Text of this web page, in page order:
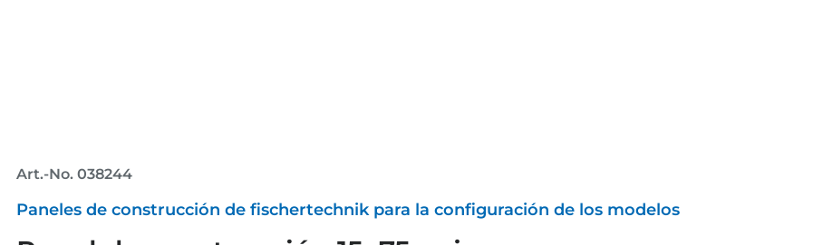
Art.-No. 038244
Paneles de construcción de fischertechnik para la configuración de los modelos